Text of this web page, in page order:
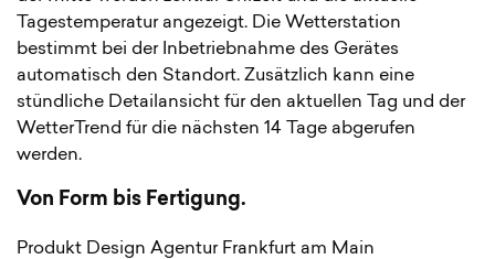
Tagestemperatur angezeigt. Die Wetterstation
bestimmt bei der Inbetriebnahme des Gerätes
automatisch den Standort. Zusätzlich kann eine
stündliche Detailansicht für den aktuellen Tag und der
WetterTrend für die nächsten 14 Tage abgerufen
werden.
Von Form bis Fertigung.
Produkt Design Agentur Frankfurt am Main